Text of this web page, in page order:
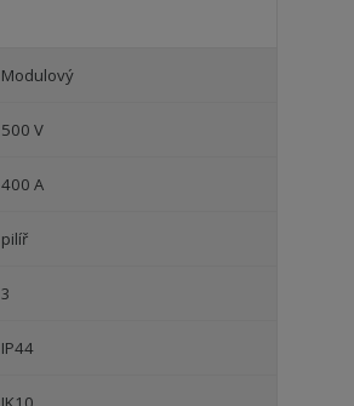
Modulový
500 V
400 A
pilíř
3
IP44